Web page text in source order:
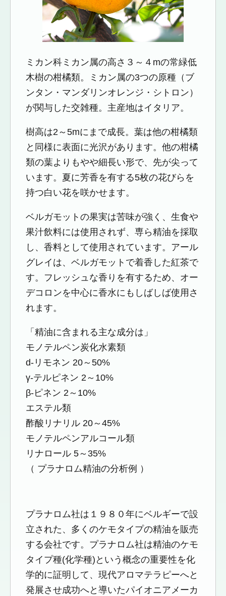
ミカン科ミカン属の高さ３～４mの常緑低
木樹の柑橘類。ミカン属の3つの原種（ブ
ンタン・マンダリンオレンジ・シトロン）
が関与した交雑種。主産地はイタリア。
樹高は2～5mにまで成長。葉は他の柑橘類
と同様に表面に光沢があります。他の柑橘
類の葉よりもやや細長い形で、先が尖って
います。夏に芳香を有する5枚の花びらを
持つ白い花を咲かせます。
ベルガモットの果実は苦味が強く、生食や
果汁飲料には使用されず、専ら精油を採取
し、香料として使用されています。アール
グレイは、ベルガモットで着香した紅茶で
す。フレッシュな香りを有するため、オー
デコロンを中心に香水にもしばしば使用さ
れます。
「精油に含まれる主な成分は」
モノテルペン炭化水素類
d-リモネン 20～50%
γ-テルピネン 2～10%
β-ピネン 2～10%
エステル類
酢酸リナリル 20～45%
モノテルペンアルコール類
リナロール 5～35%
（ プラナロム精油の分析例 ）
プラナロム社は１９８０年にベルギーで設
立された、多くのケモタイプの精油を販売
する会社です。プラナロム社は精油のケモ
タイプ種(化学種)という概念の重要性を化
学的に証明して、現代アロマテラピーへと
発展させ成功へと導いたパイオニアメーカ